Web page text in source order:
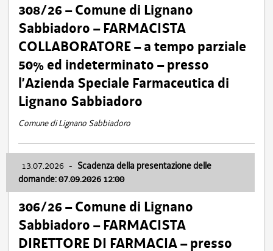
308/26 – Comune di Lignano
Sabbiadoro – FARMACISTA
COLLABORATORE – a tempo parziale
50% ed indeterminato – presso
l’Azienda Speciale Farmaceutica di
Lignano Sabbiadoro
Comune di Lignano Sabbiadoro
13.07.2026 - Scadenza della presentazione delle
domande: 07.09.2026 12:00
306/26 – Comune di Lignano
Sabbiadoro – FARMACISTA
DIRETTORE DI FARMACIA – presso